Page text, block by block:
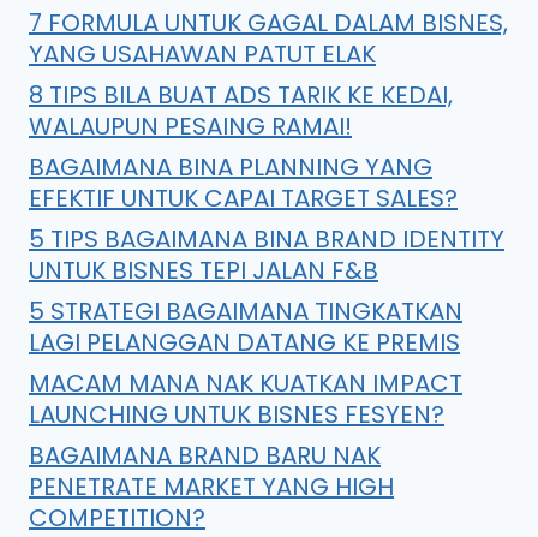
7 FORMULA UNTUK GAGAL DALAM BISNES,
YANG USAHAWAN PATUT ELAK
8 TIPS BILA BUAT ADS TARIK KE KEDAI,
WALAUPUN PESAING RAMAI!
BAGAIMANA BINA PLANNING YANG
EFEKTIF UNTUK CAPAI TARGET SALES?
5 TIPS BAGAIMANA BINA BRAND IDENTITY
UNTUK BISNES TEPI JALAN F&B
5 STRATEGI BAGAIMANA TINGKATKAN
LAGI PELANGGAN DATANG KE PREMIS
MACAM MANA NAK KUATKAN IMPACT
LAUNCHING UNTUK BISNES FESYEN?
BAGAIMANA BRAND BARU NAK
PENETRATE MARKET YANG HIGH
COMPETITION?